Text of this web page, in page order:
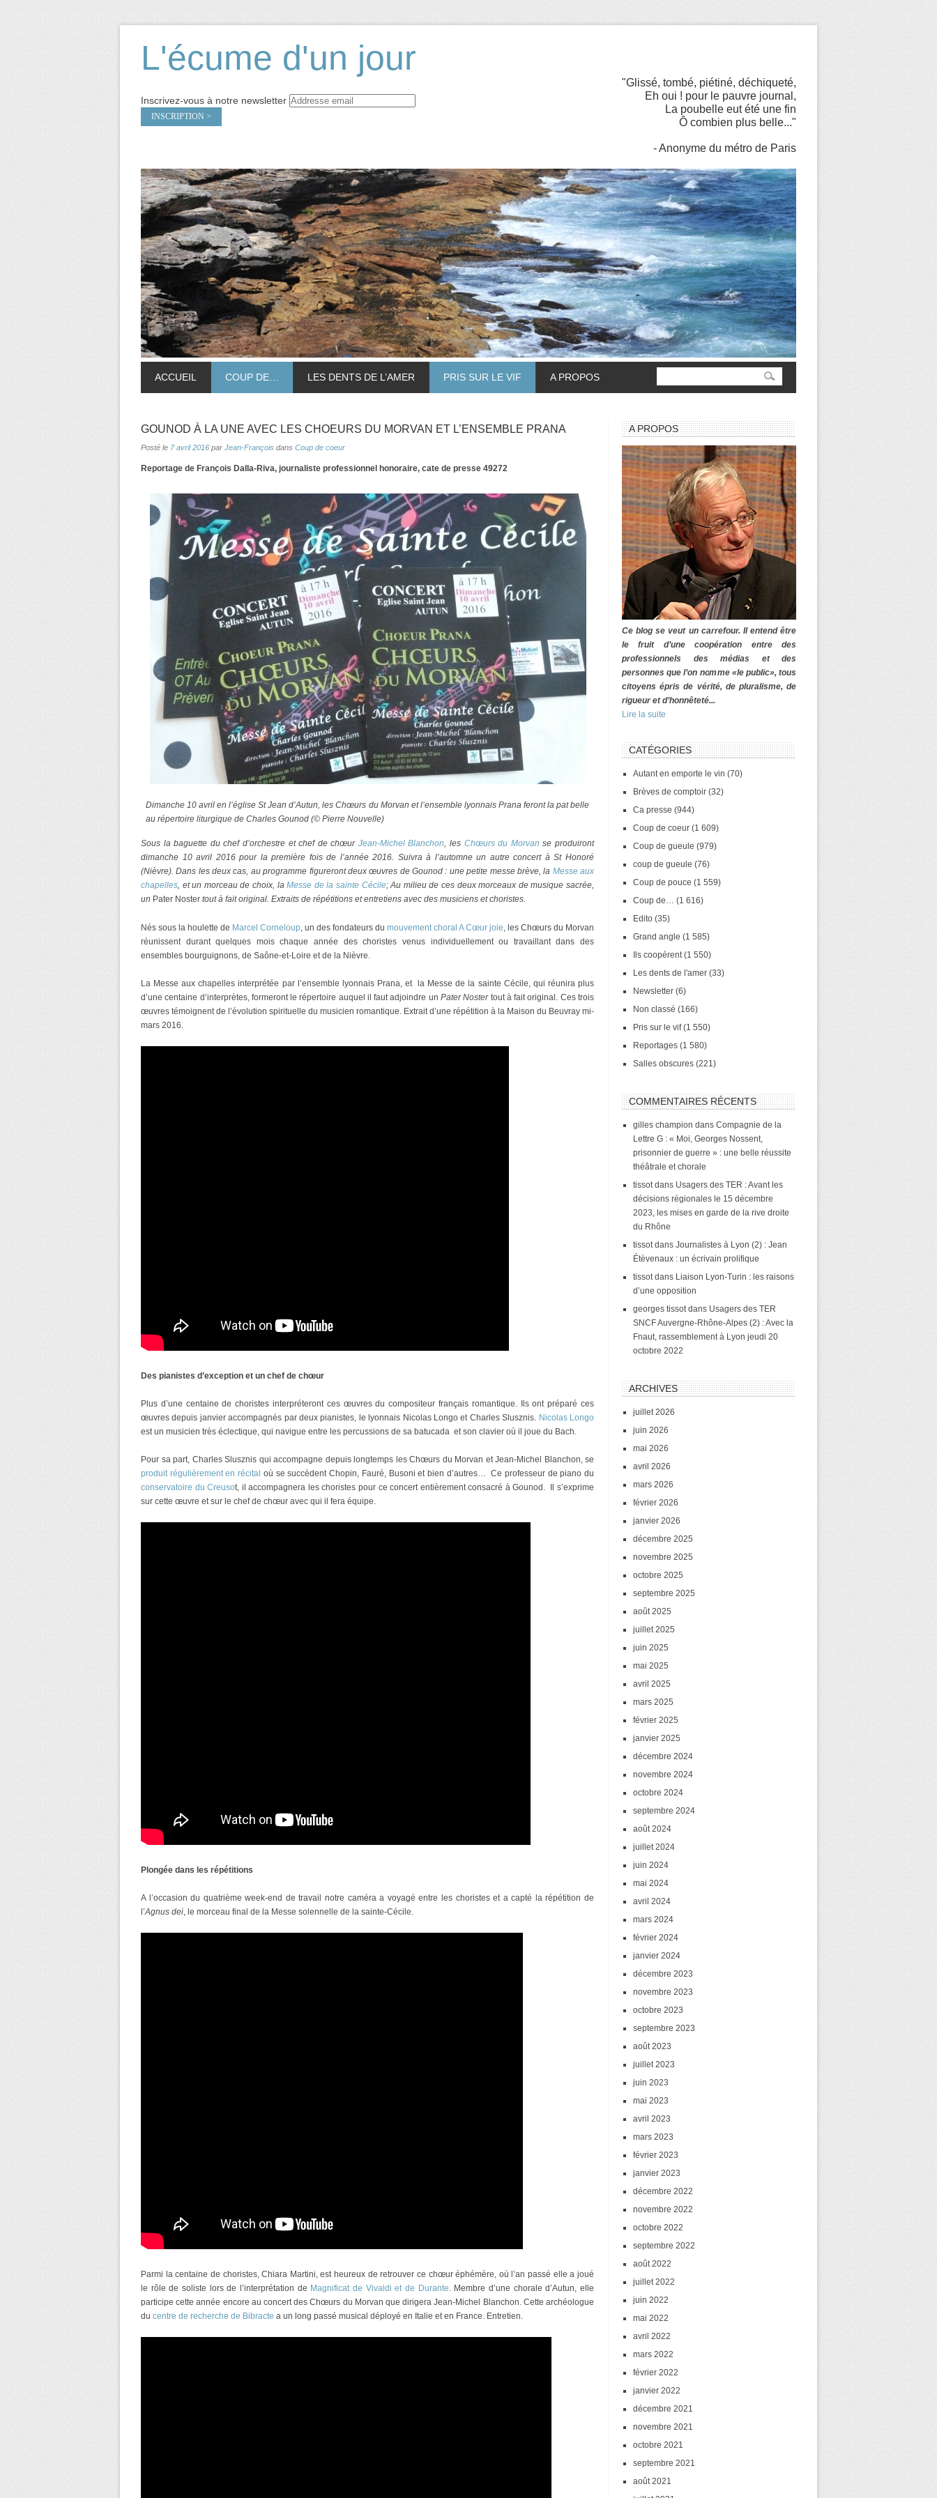
L'écume d'un jour
Inscrivez-vous à notre newsletter
"Glissé, tombé, piétiné, déchiqueté,
Eh oui ! pour le pauvre journal,
La poubelle eut été une fin
Ô combien plus belle..."
- Anonyme du métro de Paris
ACCUEIL COUP DE… LES DENTS DE L’AMER PRIS SUR LE VIF A PROPOS
GOUNOD À LA UNE AVEC LES CHOEURS DU MORVAN ET L’ENSEMBLE PRANA
Posté le 7 avril 2016 par Jean-François dans Coup de coeur
Reportage de François Dalla-Riva, journaliste professionnel honoraire, cate de presse 49272
Dimanche 10 avril en l’église St Jean d’Autun, les Chœurs du Morvan et l’ensemble lyonnais Prana feront la pat belle
au répertoire liturgique de Charles Gounod (© Pierre Nouvelle)
Sous la baguette du chef d’orchestre et chef de chœur Jean-Michel Blanchon, les Chœurs du Morvan se produiront
dimanche 10 avril 2016 pour la première fois de l’année 2016. Suivra à l’automne un autre concert à St Honoré
(Nièvre). Dans les deux cas, au programme figureront deux œuvres de Gounod : une petite messe brève, la Messe aux
chapelles, et un morceau de choix, laMesse de la sainte Cécile; Au milieu de ces deux morceaux de musique sacrée,
un Pater Noster tout à fait original. Extraits de répétitions et entretiens avec des musiciens et choristes.
Nés sous la houlette de Marcel Corneloup, un des fondateurs du mouvement choral A Cœur joie, les Chœurs du Morvan
réunissent durant quelques mois chaque année des choristes venus individuellement ou travaillant dans des
ensembles bourguignons, de Saône-et-Loire et de la Nièvre.
La Messe aux chapelles interprétée par l’ensemble lyonnais Prana, et la Messe de la sainte Cécile, qui réunira plus
d’une centaine d’interprètes, formeront le répertoire auquel il faut adjoindre unPater Nostertout à fait original. Ces trois
œuvres témoignent de l’évolution spirituelle du musicien romantique. Extrait d’une répétition à la Maison du Beuvray mi-
mars 2016.
Des pianistes d’exception et un chef de chœur
Plus d’une centaine de choristes interpréteront ces œuvres du compositeur français romantique. Ils ont préparé ces
œuvres depuis janvier accompagnés par deux pianistes, le lyonnais Nicolas Longo et Charles Slusznis. Nicolas Longo
est un musicien très éclectique, qui navigue entre les percussions de sa batucada et son clavier où il joue du Bach.
Pour sa part, Charles Slusznis qui accompagne depuis longtemps les Chœurs du Morvan et Jean-Michel Blanchon, se
produit régulièrement en récital où se succèdent Chopin, Fauré, Busoni et bien d’autres… Ce professeur de piano du
conservatoire du Creusot, il accompagnera les choristes pour ce concert entièrement consacré à Gounod. Il s’exprime
sur cette œuvre et sur le chef de chœur avec qui il fera équipe.
Plongée dans les répétitions
A l’occasion du quatrième week-end de travail notre caméra a voyagé entre les choristes et a capté la répétition de
l’Agnus dei, le morceau final de la Messe solennelle de la sainte-Cécile.
Parmi la centaine de choristes, Chiara Martini, est heureux de retrouver ce chœur éphémère, où l’an passé elle a joué
le rôle de soliste lors de l’interprétation de Magnificat de Vivaldi et de Durante. Membre d’une chorale d’Autun, elle
participe cette année encore au concert des Chœurs du Morvan que dirigera Jean-Michel Blanchon. Cette archéologue
du centre de recherche de Bibracte a un long passé musical déployé en Italie et en France. Entretien.
A PROPOS
Ce blog se veut un carrefour. Il entend être
le fruit d’une coopération entre des
professionnels des médias et des
personnes que l’on nomme «le public», tous
citoyens épris de vérité, de pluralisme, de
rigueur et d’honnêteté...
Lire la suite
CATÉGORIES
Autant en emporte le vin (70)
Brèves de comptoir (32)
Ca presse (944)
Coup de coeur (1 609)
Coup de gueule (979)
coup de gueule (76)
Coup de pouce (1 559)
Coup de… (1 616)
Edito (35)
Grand angle (1 585)
Ils coopérent(1 550)
Les dents de l'amer (33)
Newsletter (6)
Non classé (166)
Pris sur le vif(1 550)
Reportages (1 580)
Salles obscures (221)
COMMENTAIRES RÉCENTS
gilles champion dans Compagnie de la
Lettre G : « Moi, Georges Nossent,
prisonnier de guerre » : une belle réussite
théâtrale et chorale
tissotdans Usagers des TER : Avant les
décisions régionales le 15 décembre
2023, les mises en garde de la rive droite
du Rhône
tissotdans Journalistes à Lyon (2) : Jean
Étèvenaux : un écrivain prolifique
tissotdans Liaison Lyon-Turin : les raisons
d’une opposition
georges tissotdans Usagers des TER
SNCF Auvergne-Rhône-Alpes (2) : Avec la
Fnaut, rassemblement à Lyon jeudi 20
octobre 2022
ARCHIVES
juillet 2026
juin 2026
mai 2026
avril 2026
mars 2026
février 2026
janvier 2026
décembre 2025
novembre 2025
octobre 2025
septembre 2025
août 2025
juillet 2025
juin 2025
mai 2025
avril 2025
mars 2025
février 2025
janvier 2025
décembre 2024
novembre 2024
octobre 2024
septembre 2024
août 2024
juillet 2024
juin 2024
mai 2024
avril 2024
mars 2024
février 2024
janvier 2024
décembre 2023
novembre 2023
octobre 2023
septembre 2023
août 2023
juillet 2023
juin 2023
mai 2023
avril 2023
mars 2023
février 2023
janvier 2023
décembre 2022
novembre 2022
octobre 2022
septembre 2022
août 2022
juillet 2022
juin 2022
mai 2022
avril 2022
mars 2022
février 2022
janvier 2022
décembre 2021
novembre 2021
octobre 2021
septembre 2021
août 2021